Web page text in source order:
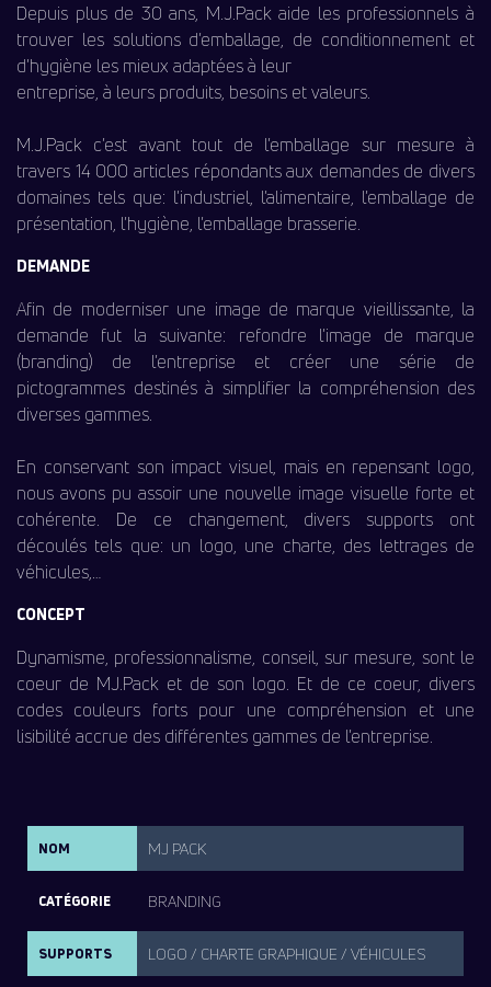
Depuis plus de 30 ans, M.J.Pack aide les professionnels à
trouver les solutions d’emballage, de conditionnement et
d’hygiène les mieux adaptées à leur
entreprise, à leurs produits, besoins et valeurs.
M.J.Pack c’est avant tout de l’emballage sur mesure à
travers 14 000 articles répondants aux demandes de divers
domaines tels que: l’industriel, l’alimentaire, l’emballage de
présentation, l’hygiène, l’emballage brasserie.
DEMANDE
Afin de moderniser une image de marque vieillissante, la
demande fut la suivante: refondre l’image de marque
(branding) de l’entreprise et créer une série de
pictogrammes destinés à simplifier la compréhension des
diverses gammes.
En conservant son impact visuel, mais en repensant logo,
nous avons pu assoir une nouvelle image visuelle forte et
cohérente. De ce changement, divers supports ont
découlés tels que: un logo, une charte, des lettrages de
véhicules,…
CONCEPT
Dynamisme, professionnalisme, conseil, sur mesure, sont le
coeur de MJ.Pack et de son logo. Et de ce coeur, divers
codes couleurs forts pour une compréhension et une
lisibilité accrue des différentes gammes de l’entreprise.
NOM MJ PACK
CATÉGORIE BRANDING
SUPPORTS LOGO / CHARTE GRAPHIQUE / VÉHICULES